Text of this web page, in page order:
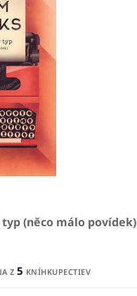
(něco málo povídek)
Z 5 KNÍHKUPECTIEV